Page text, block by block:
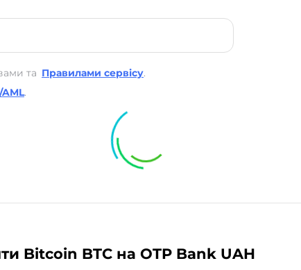
та Правилами сервісу.
AML.
Bitcoin BTC на OTP Bank UAH